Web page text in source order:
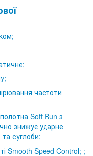
частоти
Soft Run з
знижує ударне
суглоби;
Smooth Speed Control; ;